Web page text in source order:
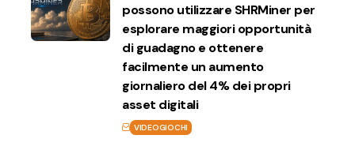
possono utilizzare SHRMiner per
esplorare maggiori opportunità
di guadagno e ottenere
facilmente un aumento
giornaliero del 4% dei propri
asset digitali
VIDEOGIOCHI